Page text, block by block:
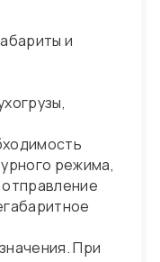
и
режима,
При